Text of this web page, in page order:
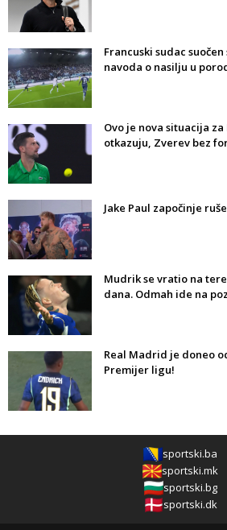
Francuski sudac
navoda o nasilju u
Ovo je nova situacija
otkazuju, Zverev bez
Jake Paul započinje
Mudrik se vratio na
dana. Odmah ide na
Real Madrid je doneo
Premijer ligu!
sportski.ba
sportski.mk
sportski.bg
sportski.dk